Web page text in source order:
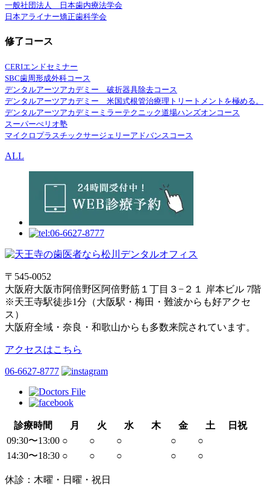
一般社団法人 日本歯内療法学会
日本アライナー矯正歯科学会
修了コース
CERIエンドセミナー
SBC歯周形成外科コース
デンタルアーツアカデミー 破折器具除去コース
デンタルアーツアカデミー 米国式根管治療理トリートメントを極める。
デンタルアーツアカデミーミラーテクニック道場ハンズオンコース
スーパーぺリオ塾
マイクロプラスチックサージェリーアドバンスコース
ALL
〒545-0052
大阪府大阪市阿倍野区阿倍野筋１丁目３−２１ 岸本ビル 7階
※天王寺駅徒歩1分（大阪駅・梅田・難波からも好アクセ
ス）
大阪府全域・奈良・和歌山からも多数来院されています。
アクセスはこちら
06-6627-8777
診療時間 月 火 水 木 金 土
日祝
09:30〜13:00 ○ ○ ○ ○
○
14:30〜18:30 ○ ○ ○ ○ ○
休診：木曜・日曜・祝日